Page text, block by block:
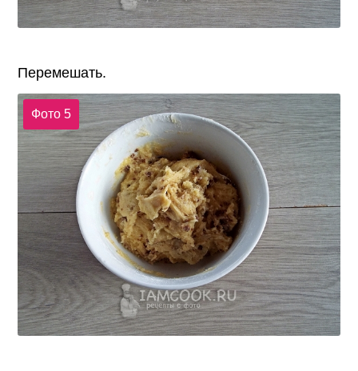
Перемешать.
Фото 5